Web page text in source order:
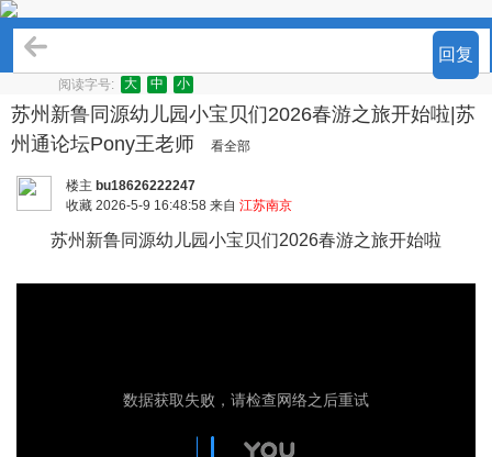
回复
阅读字号: 大 中 小
苏州新鲁同源幼儿园小宝贝们2026春游之旅开始啦|苏
州通论坛Pony王老师
看全部
楼主 bu18626222247
收藏 2026-5-9 16:48:58 来自 江苏南京
苏州新鲁同源幼儿园小宝贝们2026春游之旅开始啦